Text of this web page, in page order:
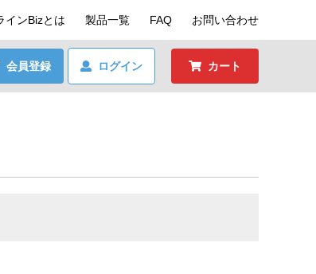
インBizとは 製品一覧 FAQ お問い合わせ
会員登録 ログイン カート